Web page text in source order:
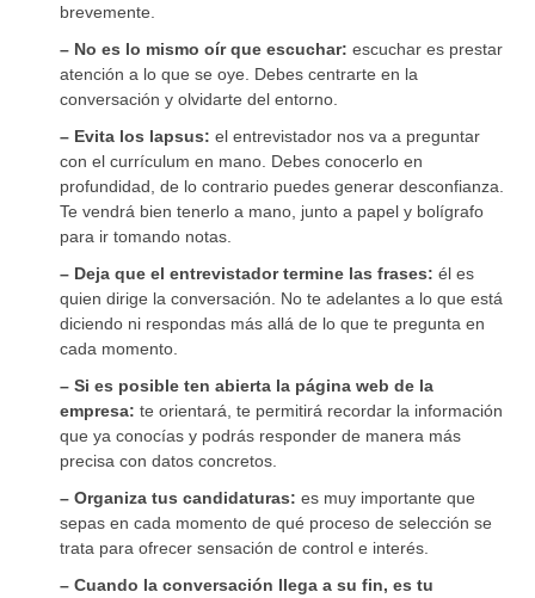
brevemente.
– No es lo mismo oír que escuchar: escuchar es prestar
atención a lo que se oye. Debes centrarte en la
conversación y olvidarte del entorno.
– Evita los lapsus: el entrevistador nos va a preguntar
con el currículum en mano. Debes conocerlo en
profundidad, de lo contrario puedes generar desconfianza.
Te vendrá bien tenerlo a mano, junto a papel y bolígrafo
para ir tomando notas.
– Deja que el entrevistador termine las frases: él es
quien dirige la conversación. No te adelantes a lo que está
diciendo ni respondas más allá de lo que te pregunta en
cada momento.
– Si es posible ten abierta la página web de la
empresa: te orientará, te permitirá recordar la información
que ya conocías y podrás responder de manera más
precisa con datos concretos.
– Organiza tus candidaturas: es muy importante que
sepas en cada momento de qué proceso de selección se
trata para ofrecer sensación de control e interés.
– Cuando la conversación llega a su fin, es tu